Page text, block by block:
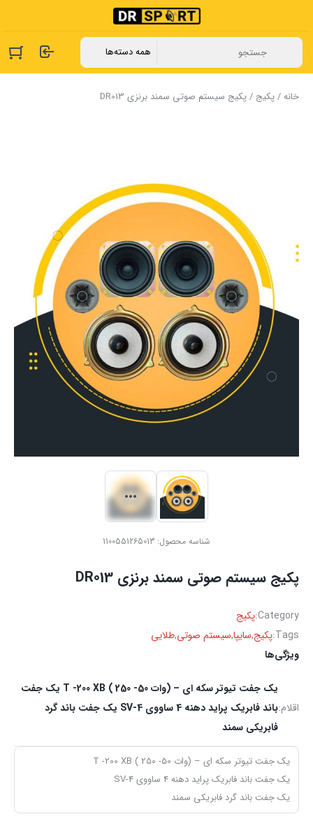
خانه/پکیج / پکیج سیستم صوتی سمند برنزی DR013
شناسه محصول: 1100551265013
پکیج سیستم صوتی سمند برنزی DR013
Category:پکیج
Tags: پکیج,سایپا,سیستم صوتی,طلایی
ویژگی‌ها
اقلام:
یک جفت تیوتر سکه ای – (وات T -200 XB ( 250 -50 یک جفت
باند فابریک پراید دهنه 4 ساووی SV-4 یک جفت باند گرد
فابریکی سمند
یک جفت تیوتر سکه ای – (وات T -200 XB ( 250 -50
یک جفت باند فابریک پراید دهنه 4 ساووی SV-4
یک جفت باند گرد فابریکی سمند